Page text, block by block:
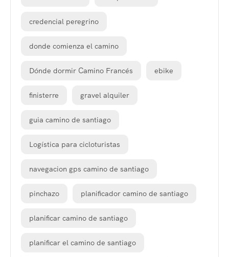
credencial peregrino
donde comienza el camino
Dónde dormir Camino Francés ebike
finisterre gravel alquiler
guia camino de santiago
Logística para cicloturistas
navegacion gps camino de santiago
pinchazo planificador camino de santiago
planificar camino de santiago
planificar el camino de santiago